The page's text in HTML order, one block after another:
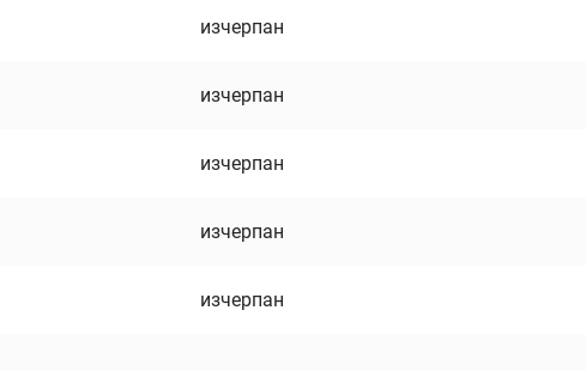
изчерпан
изчерпан
изчерпан
изчерпан
изчерпан